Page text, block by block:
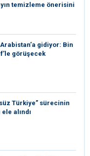
temizleme önerisini
gidiyor: Bin
görüşecek
Türkiye” sürecinin
alındı